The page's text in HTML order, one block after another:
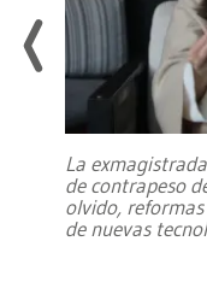
La
de contrapeso
olvido,
de nuevas